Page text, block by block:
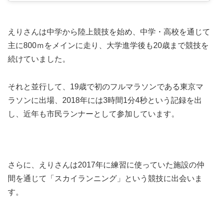
えりさんは中学から陸上競技を始め、中学・高校を通じて
主に800ｍをメインに走り、大学進学後も20歳まで競技を
続けていました。
それと並行して、19歳で初のフルマラソンである東京マ
ラソンに出場、2018年には3時間1分4秒という記録を出
し、近年も市民ランナーとして参加しています。
さらに、えりさんは2017年に練習に使っていた施設の仲
間を通じて「スカイランニング」という競技に出会いま
す。